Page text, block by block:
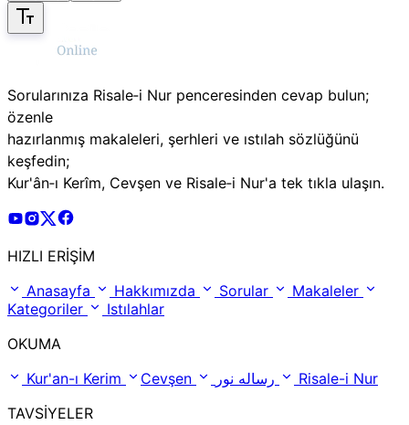
Sorularınıza Risale‑i Nur penceresinden cevap bulun;
özenle
hazırlanmış makaleleri, şerhleri ve ıstılah sözlüğünü
keşfedin;
Kur'ân‑ı Kerîm, Cevşen ve Risale‑i Nur'a tek tıkla ulaşın.
Risale Online Youtube Hesabı
Risale Online Instagram Hesabı
Risale Online X Hesabı
HIZLI ERİŞİM
Anasayfa
Hakkımızda Sorular
Makaleler
Kategoriler
Istılahlar
OKUMA
Kur'an-ı Kerim
Cevşen
Risale-i Nur
TAVSİYELER